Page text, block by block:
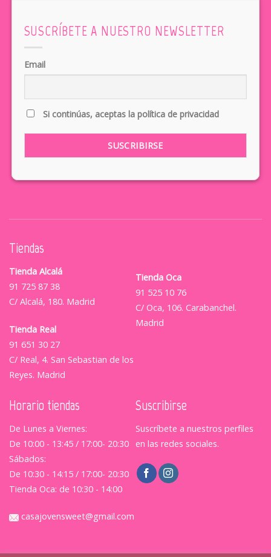
SUSCRÍBETE A NUESTRO NEWSLETTER
Email
Si continúas, aceptas la política de privacidad
Tiendas
Tienda Alcalá
91 725 87 38
C/ Alcalá, 180. Madrid
Tienda Real
91 651 30 27
C/ Real, 4. San Sebastian de los
Reyes. Madrid
Tienda Oca
91 525 10 76
C/ Oca, 106. Carabanchel.
Madrid
Horario tiendas
De Lunes a Viernes:
De 10:00 - 13:45 / 17:00- 20:30
Sábados:
De 10:30 - 14:15 / 17:00- 20:30
Tienda Oca: de 10:30 - 14:00
Suscribirse
Suscríbete a nuestros perfiles
en las redes sociales.
casajovensweet@gmail.com